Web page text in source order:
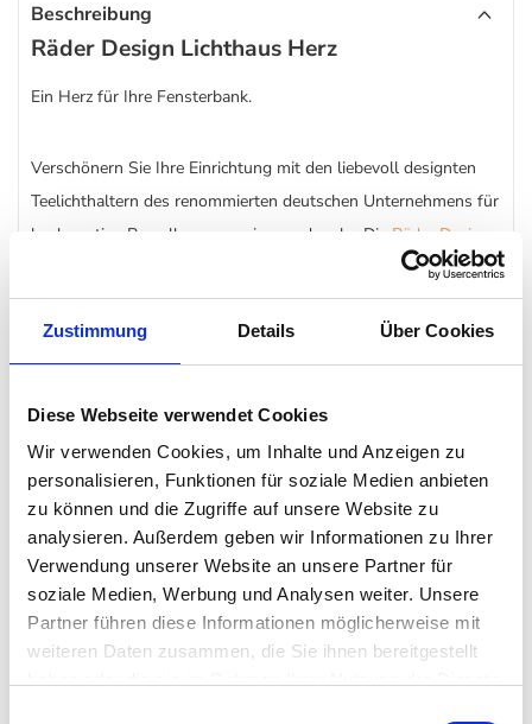
Zustimmung Details Über Cookies
Diese Webseite verwendet Cookies
Wir verwenden Cookies, um Inhalte und Anzeigen zu
personalisieren, Funktionen für soziale Medien anbieten
zu können und die Zugriffe auf unsere Website zu
analysieren. Außerdem geben wir Informationen zu Ihrer
Verwendung unserer Website an unsere Partner für
soziale Medien, Werbung und Analysen weiter. Unsere
Partner führen diese Informationen möglicherweise mit
weiteren Daten zusammen, die Sie ihnen bereitgestellt
Beschreibung
Räder Design Lichthaus Herz
Ein Herz für Ihre Fensterbank.
Verschönern Sie Ihre Einrichtung mit den liebevoll designten
Teelichthaltern des renommierten deutschen Unternehmens für
hochwertige Porzellanaccessoires und mehr. Die Räder Design
Lichthäuser verbreiten eine gemütliche Atmosphäre - ganz
gleich zu welcher Jahreszeit. Lassen Sie es einfach zu Hause
dunkel werden, schalten Sie ein Teelicht an – wenn Sie mögen
auch dein Duftkerzen-Teelicht – und platzieren Sie es in dem
Kombinieren Sie dasWohnaccessoire mit anderen Lichthäuser
und erschaffen Sie ein wunderschönes „Meer“ aus Häusern
zum Wohlfühlen.